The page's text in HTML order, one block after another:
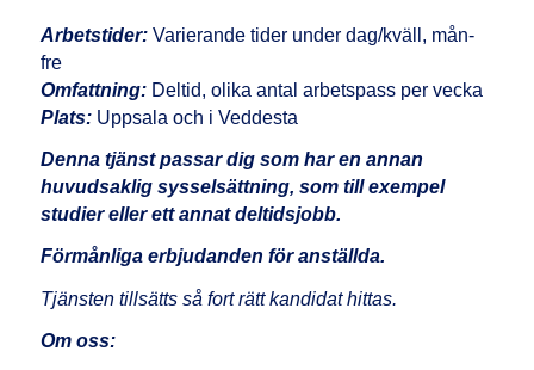
Arbetstider: Varierande tider under dag/kväll, mån-
fre
Omfattning: Deltid, olika antal arbetspass per vecka
Plats: Uppsala och i Veddesta
Denna tjänst passar dig som har en annan
huvudsaklig sysselsättning, som till exempel
studier eller ett annat deltidsjobb.
Förmånliga erbjudanden för anställda.
Tjänsten tillsätts så fort rätt kandidat hittas.
Om oss: